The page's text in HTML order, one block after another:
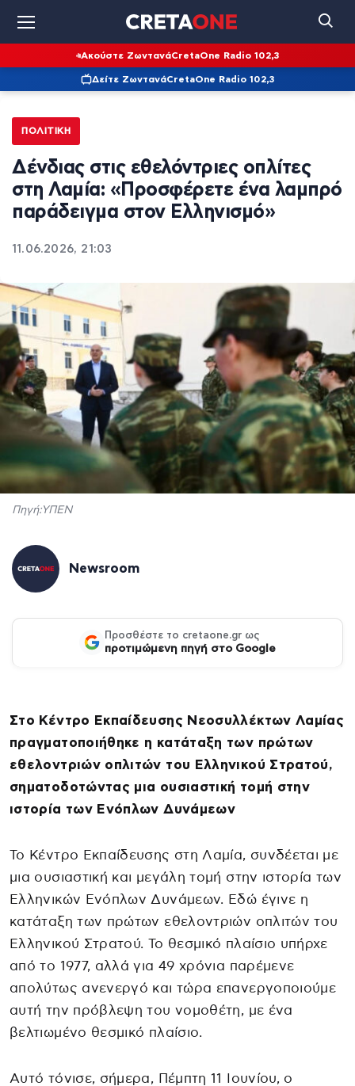
Ακούστε ΖωντανάCretaOne Radio 102,3
Δείτε ΖωντανάCretaOne Radio 102,3
ΠΟΛΙΤΙΚΉ
Δένδιας στις εθελόντριες οπλίτες
στη Λαμία: «Προσφέρετε ένα λαμπρό
παράδειγμα στον Ελληνισμό»
11.06.2026, 21:03
Πηγή:ΥΠΕΝ
Newsroom
Προσθέστε το cretaone.gr ως
προτιμώμενη πηγή στο Google
Στο Κέντρο Εκπαίδευσης Νεοσυλλέκτων Λαμίας
πραγματοποιήθηκε η κατάταξη των πρώτων
εθελοντριών οπλιτών του Ελληνικού Στρατού,
σηματοδοτώντας μια ουσιαστική τομή στην
ιστορία των Ενόπλων Δυνάμεων
Το Κέντρο Εκπαίδευσης στη Λαμία, συνδέεται με
μια ουσιαστική και μεγάλη τομή στην ιστορία των
Ελληνικών Ενόπλων Δυνάμεων. Εδώ έγινε η
κατάταξη των πρώτων εθελοντριών οπλιτών του
Ελληνικού Στρατού. Το θεσμικό πλαίσιο υπήρχε
από το 1977, αλλά για 49 χρόνια παρέμενε
απολύτως ανενεργό και τώρα επανεργοποιούμε
αυτή την πρόβλεψη του νομοθέτη, με ένα
βελτιωμένο θεσμικό πλαίσιο.
Αυτό τόνισε, σήμερα, Πέμπτη 11 Ιουνίου, ο